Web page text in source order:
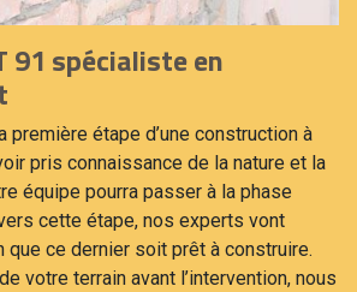
91 spécialiste en
première étape d’une construction à
pris connaissance de la nature et la
équipe pourra passer à la phase
cette étape, nos experts vont
que ce dernier soit prêt à construire.
votre terrain avant l’intervention, nous